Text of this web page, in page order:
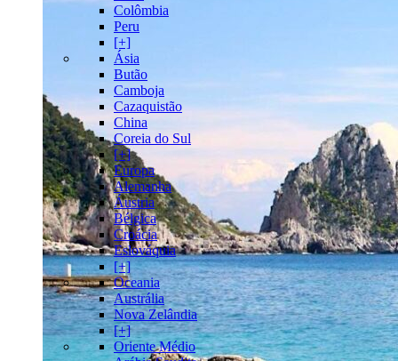
Colômbia
Peru
[+]
Ásia
Butão
Camboja
Cazaquistão
China
Coreia do Sul
[+]
Europa
Alemanha
Áustria
Bélgica
Croácia
Eslováquia
[+]
Oceania
Austrália
Nova Zelândia
[+]
Oriente Médio